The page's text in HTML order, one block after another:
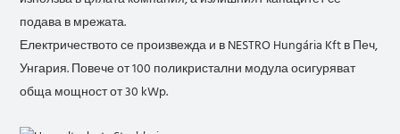
подава в мрежата.
Електричеството се произвежда и в NESTRO Hungária Kft в Печ,
Унгария. Повече от 100 поликристални модула осигуряват
обща мощност от 30 kWp.